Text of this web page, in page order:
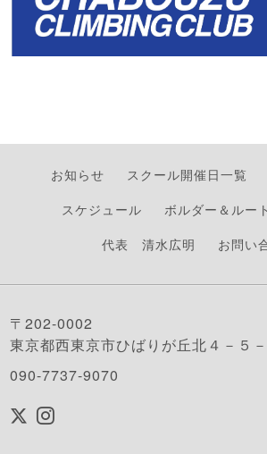
お知らせ スクール開催日一覧
スケジュール
ボルダー＆ルー
代表 清水広明
お問い
〒202-0002
東京都西東京市ひばりが丘北４－５
090-7737-9070